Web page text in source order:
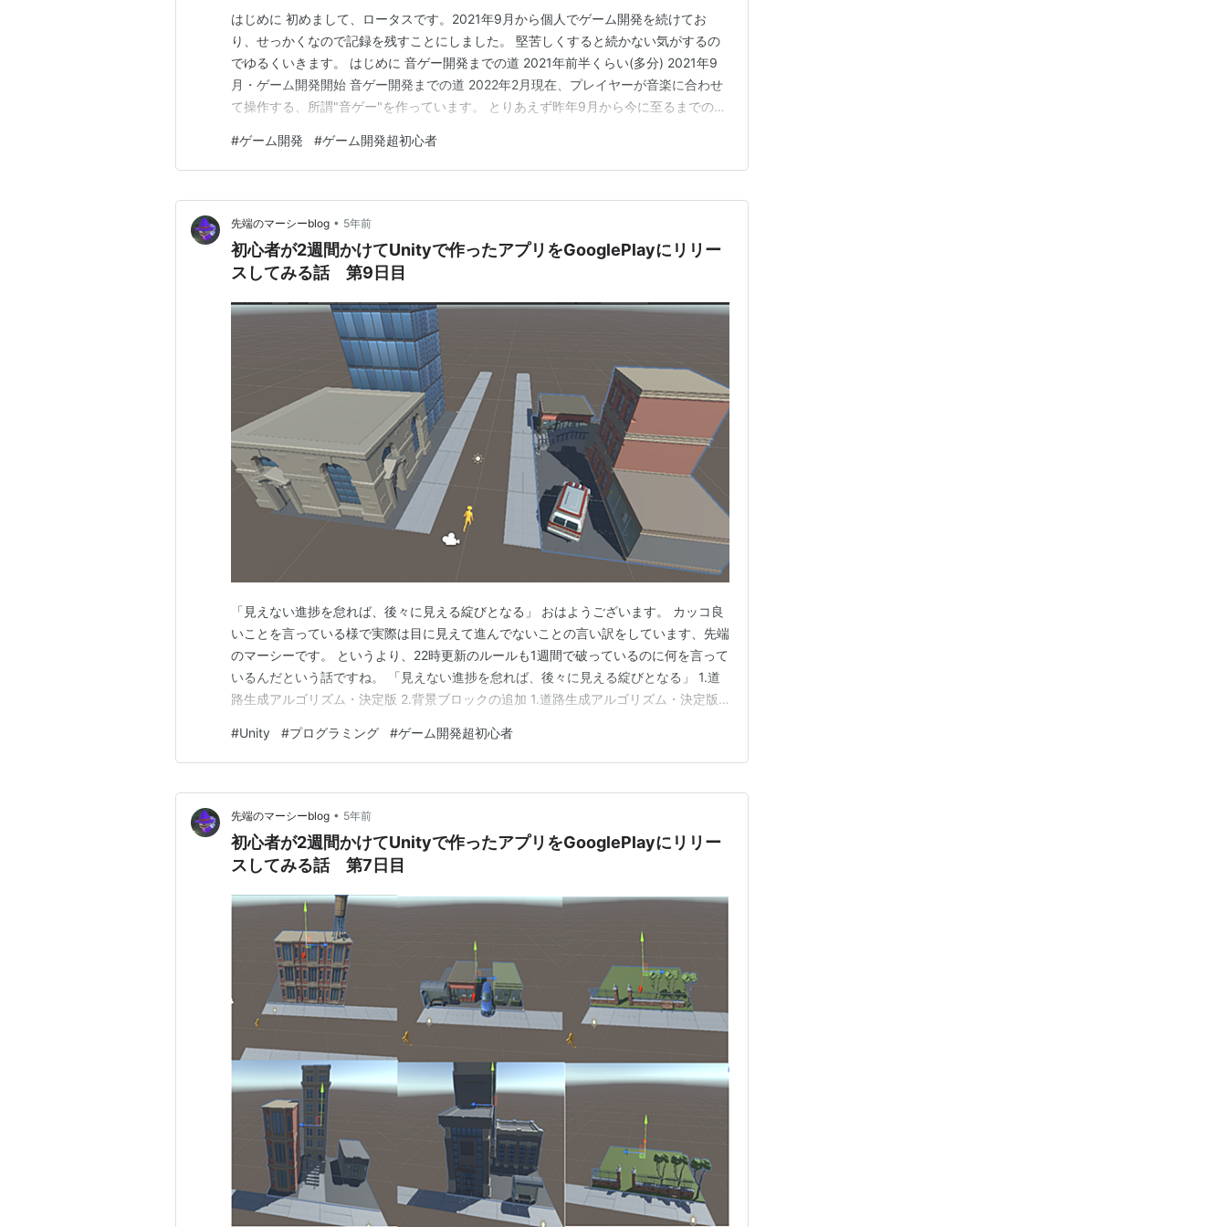
はじめに 初めまして、ロータスです。2021年9月から個人でゲーム開発を続けてお
り、せっかくなので記録を残すことにしました。 堅苦しくすると続かない気がするの
でゆるくいきます。 はじめに 音ゲー開発までの道 2021年前半くらい(多分) 2021年9
月・ゲーム開発開始 音ゲー開発までの道 2022年2月現在、プレイヤーが音楽に合わせ
て操作する、所謂"音ゲー"を作っています。 とりあえず昨年9月から今に至るまでのこ
たがその前に1つだけ… この頃から音ゲーを作りたいと思いつつも何から手を付ければ
良いのか分からなか…
#ゲーム開発 #ゲーム開発超初心者
先端のマーシーblog • 5年前
初心者が2週間かけてUnityで作ったアプリをGooglePlayにリリー
スしてみる話 第9日目
「見えない進捗を怠れば、後々に見える綻びとなる」 おはようございます。 カッコ良
いことを言っている様で実際は目に見えて進んでないことの言い訳をしています、先端
のマーシーです。 というより、22時更新のルールも1週間で破っているのに何を言って
いるんだという話ですね。 「見えない進捗を怠れば、後々に見える綻びとなる」 1.道
路生成アルゴリズム・決定版 2.背景ブロックの追加 1.道路生成アルゴリズム・決定版
題点がありました。 それは移動速度を変更した際、特に「速い」から「遅い」の場合
に道路の生成が遅れてしまって大穴が開…
#Unity #プログラミング #ゲーム開発超初心者
先端のマーシーblog • 5年前
初心者が2週間かけてUnityで作ったアプリをGooglePlayにリリー
スしてみる話 第7日目